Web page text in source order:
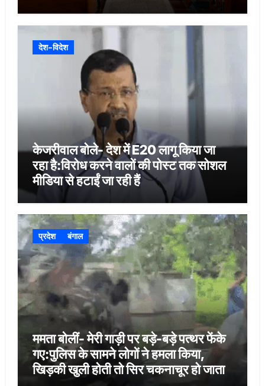
देश-विदेश
केजरीवाल बोले- देश में E20 लागू किया जा
रहा है:विरोध करने वालों की पोस्ट तक सोशल
मीडिया से हटाईं जा रही हैं
प्रदेश बंगाल
ममता बोलीं- मेरी गाड़ी पर बड़े-बड़े पत्थर फेंके
गए:पुलिस के सामने लोगों ने हमला किया,
खिड़की खुली होती तो सिर चकनाचूर हो जाता